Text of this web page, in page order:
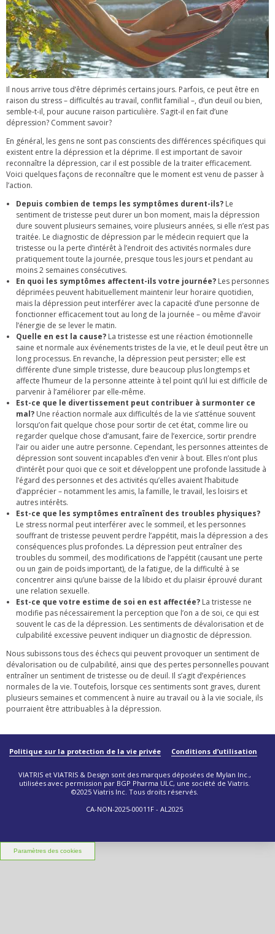
Il nous arrive tous d’être déprimés certains jours. Parfois, ce peut être en
raison du stress – difficultés au travail, conflit familial –, d’un deuil ou bien,
semble-t-il, pour aucune raison particulière. S’agit-il en fait d’une
dépression? Comment savoir?
En général, les gens ne sont pas conscients des différences spécifiques qui
existent entre la dépression et la déprime. Il est important de savoir
reconnaître la dépression, car il est possible de la traiter efficacement.
Voici quelques façons de reconnaître que le moment est venu de passer à
l’action.
Depuis combien de temps les symptômes durent-ils? Le
sentiment de tristesse peut durer un bon moment, mais la dépression
dure souvent plusieurs semaines, voire plusieurs années, si elle n’est pas
traitée. Le diagnostic de dépression par le médecin requiert que la
tristesse ou la perte d’intérêt à l’endroit des activités normales dure
pratiquement toute la journée, presque tous les jours et pendant au
moins 2 semaines consécutives.
En quoi les symptômes affectent-ils votre journée? Les personnes
déprimées peuvent habituellement maintenir leur horaire quotidien,
mais la dépression peut interférer avec la capacité d’une personne de
fonctionner efficacement tout au long de la journée – ou même d’avoir
l’énergie de se lever le matin.
Quelle en est la cause? La tristesse est une réaction émotionnelle
saine et normale aux événements tristes de la vie, et le deuil peut être un
long processus. En revanche, la dépression peut persister; elle est
différente d’une simple tristesse, dure beaucoup plus longtemps et
affecte l’humeur de la personne atteinte à tel point qu’il lui est difficile de
parvenir à l’améliorer par elle-même.
Est-ce que le divertissement peut contribuer à surmonter ce
mal? Une réaction normale aux difficultés de la vie s’atténue souvent
lorsqu’on fait quelque chose pour sortir de cet état, comme lire ou
regarder quelque chose d’amusant, faire de l’exercice, sortir prendre
l’air ou aider une autre personne. Cependant, les personnes atteintes de
dépression sont souvent incapables d’en venir à bout. Elles n’ont plus
d’intérêt pour quoi que ce soit et développent une profonde lassitude à
l’égard des personnes et des activités qu’elles avaient l’habitude
d’apprécier – notamment les amis, la famille, le travail, les loisirs et
autres intérêts.
Est-ce que les symptômes entraînent des troubles physiques?
Le stress normal peut interférer avec le sommeil, et les personnes
souffrant de tristesse peuvent perdre l’appétit, mais la dépression a des
conséquences plus profondes. La dépression peut entraîner des
troubles du sommeil, des modifications de l’appétit (causant une perte
ou un gain de poids important), de la fatigue, de la difficulté à se
concentrer ainsi qu’une baisse de la libido et du plaisir éprouvé durant
une relation sexuelle.
Est-ce que votre estime de soi en est affectée? La tristesse ne
modifie pas nécessairement la perception que l’on a de soi, ce qui est
souvent le cas de la dépression. Les sentiments de dévalorisation et de
culpabilité excessive peuvent indiquer un diagnostic de dépression.
Nous subissons tous des échecs qui peuvent provoquer un sentiment de
dévalorisation ou de culpabilité, ainsi que des pertes personnelles pouvant
entraîner un sentiment de tristesse ou de deuil. Il s’agit d’expériences
normales de la vie. Toutefois, lorsque ces sentiments sont graves, durent
plusieurs semaines et commencent à nuire au travail ou à la vie sociale, ils
pourraient être attribuables à la dépression.
Politique sur la protection de la vie privée Conditions d’utilisation
VIATRIS et VIATRIS & Design sont des marques déposées de Mylan Inc.,
utilisées avec permission par BGP Pharma ULC, une société de Viatris.
©2025 Viatris Inc. Tous droits réservés.
CA-NON-2025-00011F - AL2025
Paramètres des cookies